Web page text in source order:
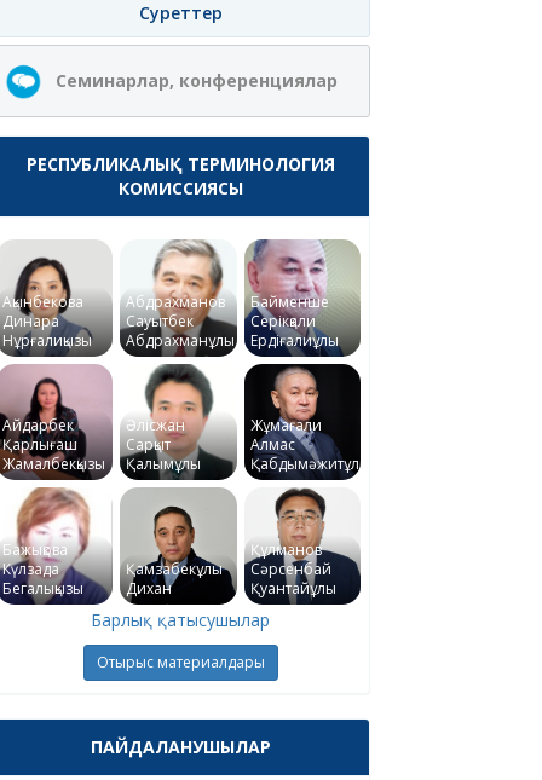
Суреттер
Семинарлар, конференциялар
РЕСПУБЛИКАЛЫҚ ТЕРМИНОЛОГИЯ
КОМИССИЯСЫ
Ақынбекова
Динара
Нұрғалиқызы
Абдрахманов
Сауытбек
Абдрахманұлы
Байменше
Серікқали
Ердіғалиұлы
Айдарбек
Қарлығаш
Жамалбекқызы
Әлісжан
Сарқыт
Қалымұлы
Жұмағали
Алмас
Қабдымәжитұлы
Бажықова
Күлзада
Бегалықызы
Қамзабекұлы
Дихан
Құлманов
Сәрсенбай
Қуантайұлы
Барлық қатысушылар
Отырыс материалдары
ПАЙДАЛАНУШЫЛАР